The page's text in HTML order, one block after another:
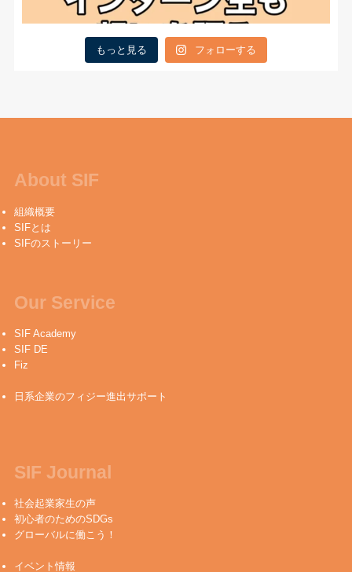
もっと見る フォローする
About SIF
組織概要
SIFとは
SIFのストーリー
Our Service
SIF Academy
SIF DE
Fiz
日系企業のフィジー進出サポート
SIF Journal
社会起業家生の声
初心者のためのSDGs
グローバルに働こう！
イベント情報